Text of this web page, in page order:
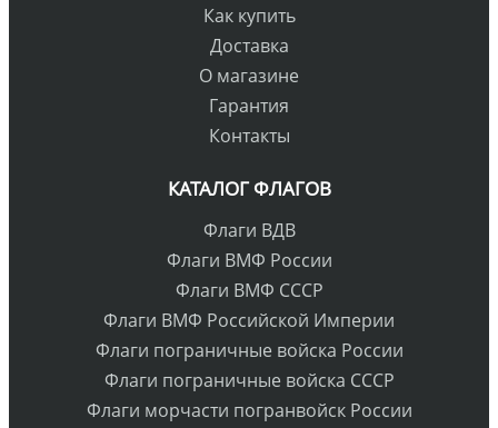
Как купить
Доставка
О магазине
Гарантия
Контакты
КАТАЛОГ ФЛАГОВ
Флаги ВДВ
Флаги ВМФ России
Флаги ВМФ СССР
Флаги ВМФ Российской Империи
Флаги пограничные войска России
Флаги пограничные войска СССР
Флаги морчасти погранвойск России